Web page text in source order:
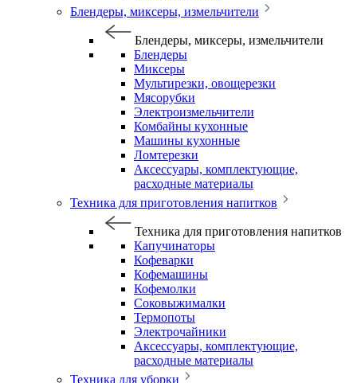
Блендеры, миксеры, измельчители
Блендеры, миксеры, измельчители
Блендеры
Миксеры
Мультирезки, овощерезки
Мясорубки
Электроизмельчители
Комбайны кухонные
Машины кухонные
Ломтерезки
Аксессуары, комплектующие,
расходные материалы
Техника для приготовления напитков
Техника для приготовления напитков
Капучинаторы
Кофеварки
Кофемашины
Кофемолки
Соковыжималки
Термопоты
Электрочайники
Аксессуары, комплектующие,
расходные материалы
Техника для уборки